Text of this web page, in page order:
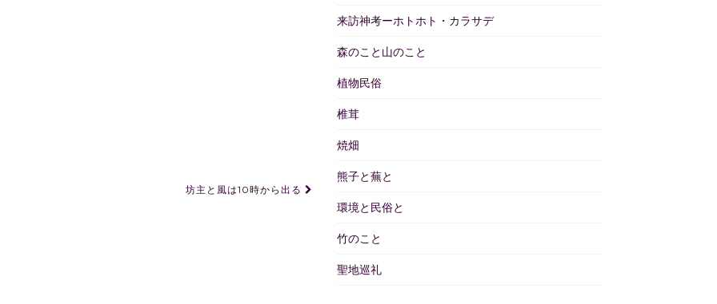
坊主と風は10時から出る
来訪神考ーホトホト・カラサデ
森のこと山のこと
植物民俗
椎茸
焼畑
熊子と蕪と
環境と民俗と
竹のこと
聖地巡礼